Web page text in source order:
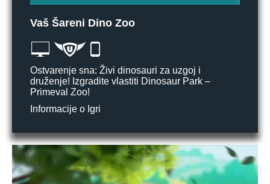
Vaš Šareni Dino Zoo
Ostvarenje sna: Živi dinosauri za uzgoj i
druženje! Izgradite vlastiti Dinosaur Park –
Primeval Zoo!
Informacije o Igri